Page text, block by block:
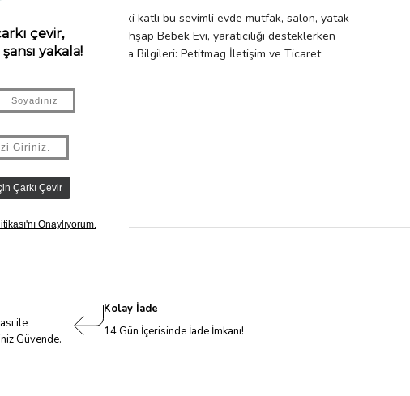
oyun alanı sunuyor. İki katlı bu sevimli evde mutfak, salon, yatak
Classic World Ahşap Bebek Evi, yaratıcılığı desteklerken
İthalatçı Firma Bilgileri: Petitmag İletişim ve Ticaret
bulunuyor.
ile
Güvende.
Kolay İade
14 Gün İçerisinde İade İmkanı!